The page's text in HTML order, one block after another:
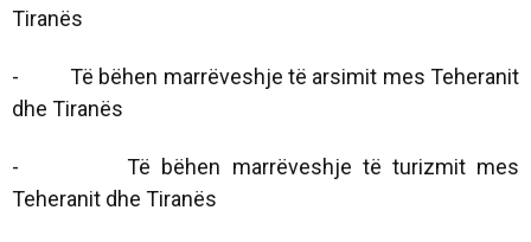
Tiranës
- Të bëhen marrëveshje të arsimit mes Teheranit
dhe Tiranës
- Të bëhen marrëveshje të turizmit mes
Teheranit dhe Tiranës